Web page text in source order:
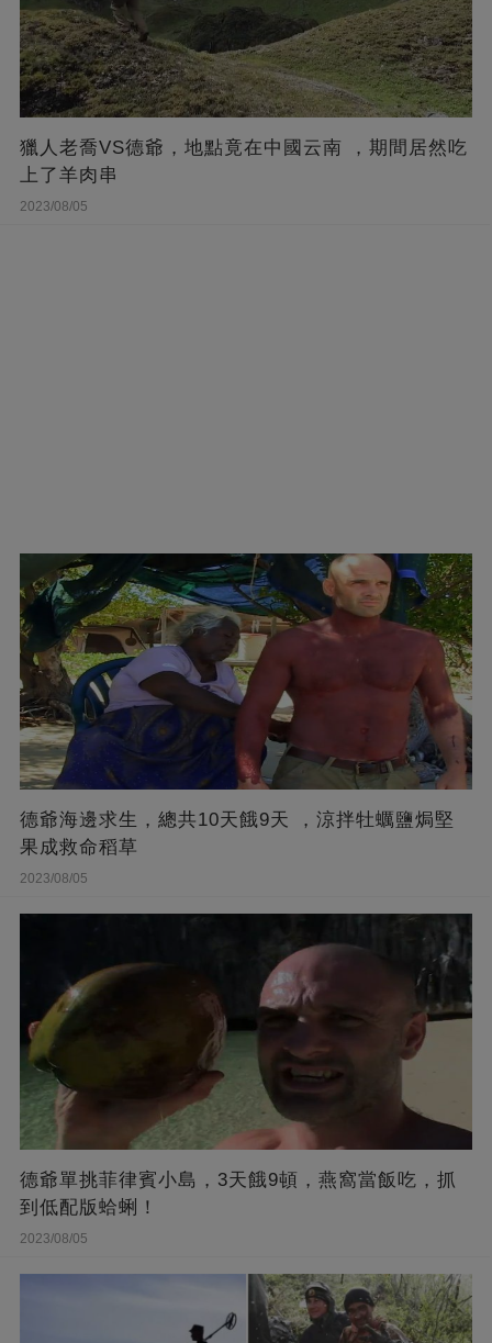
獵人老喬VS德爺，地點竟在中國云南 ，期間居然吃
上了羊肉串
2023/08/05
德爺海邊求生，總共10天餓9天 ，涼拌牡蠣鹽焗堅
果成救命稻草
2023/08/05
德爺單挑菲律賓小島，3天餓9頓，燕窩當飯吃，抓
到低配版蛤蜊！
2023/08/05